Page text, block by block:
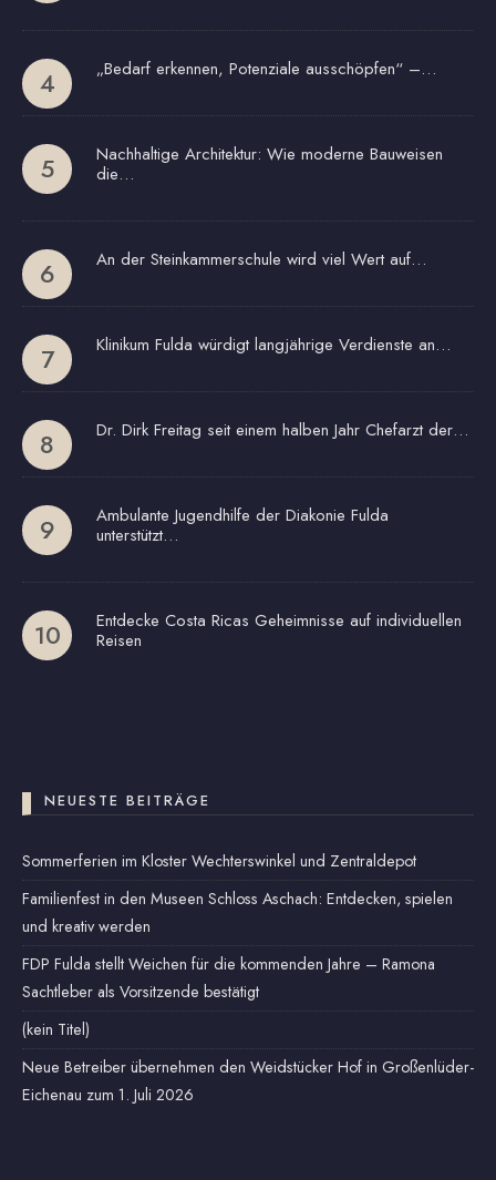
„Bedarf erkennen, Potenziale ausschöpfen“ –…
Nachhaltige Architektur: Wie moderne Bauweisen
die…
An der Steinkammerschule wird viel Wert auf…
Klinikum Fulda würdigt langjährige Verdienste an…
Dr. Dirk Freitag seit einem halben Jahr Chefarzt der…
Ambulante Jugendhilfe der Diakonie Fulda
unterstützt…
Entdecke Costa Ricas Geheimnisse auf individuellen
Reisen
NEUESTE BEITRÄGE
Sommerferien im Kloster Wechterswinkel und Zentraldepot
Familienfest in den Museen Schloss Aschach: Entdecken, spielen
und kreativ werden
FDP Fulda stellt Weichen für die kommenden Jahre – Ramona
Sachtleber als Vorsitzende bestätigt
(kein Titel)
Neue Betreiber übernehmen den Weidstücker Hof in Großenlüder-
Eichenau zum 1. Juli 2026